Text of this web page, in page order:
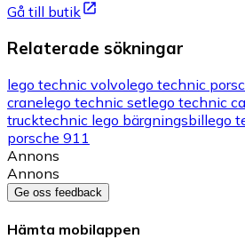
Gå till butik
Relaterade sökningar
lego technic volvolego technic
cranelego technic setlego technic
trucktechnic lego bärgningsbillego
porsche 911
Annons
Annons
Ge oss feedback
Hämta mobilappen